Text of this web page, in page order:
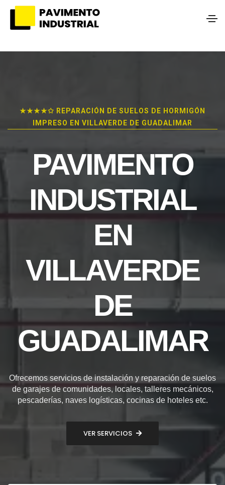
★★★★✩ REPARACIÓN DE SUELOS DE HORMIGÓN
IMPRESO EN VILLAVERDE DE GUADALIMAR
PAVIMENTO
INDUSTRIAL
EN
VILLAVERDE
DE
GUADALIMAR
Ofrecemos servicios de instalación y reparación de suelos
de garajes de comunidades, locales, talleres mecánicos,
pescaderías, naves logísticas, cocinas de hoteles etc.
VER SERVICIOS